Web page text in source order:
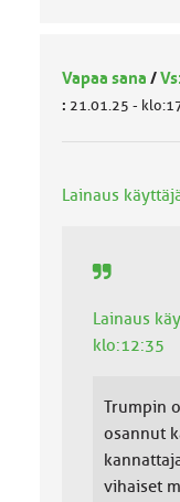
Vapaa sana /
: 21.01.25 -
Lainaus
Lainaus
klo:12:35
Trumpin
osannut
vihaiset